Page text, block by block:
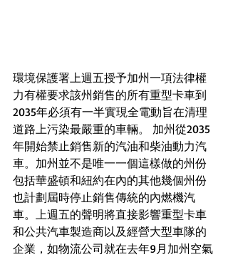
環境保護署上週五授予加州一項法律權
力有權要求該州銷售的所有重型卡車到
2035年必須有一半實現全電動旨在清理
道路上污染最嚴重的車輛。 加州從2035
年開始禁止銷售新的汽油和柴油動力汽
車。加州並不是唯一一個這樣做的州份
包括華盛頓和紐約在內的其他幾個州份
也計劃屆時停止銷售傳統的內燃機汽
車。上週五的聲明將直接影響重型卡車
和公共汽車製造商以及經營大型車隊的
企業，如物流公司就在去年9月加州空氣